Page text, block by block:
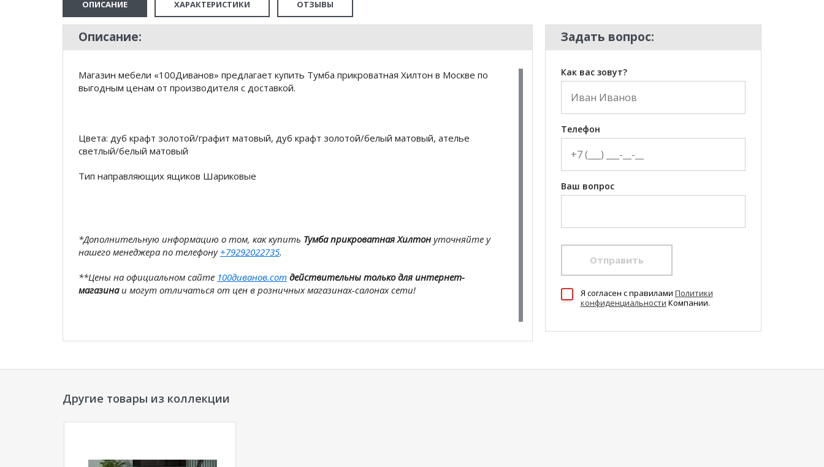
ОПИСАНИЕ ХАРАКТЕРИСТИКИ ОТЗЫВЫ
Описание:
Магазин мебели «100Диванов» предлагает купить Тумба прикроватная Хилтон в Москве по
выгодным ценам от производителя с доставкой.
Цвета: дуб крафт золотой/графит матовый, дуб крафт золотой/белый матовый, ателье
светлый/белый матовый
Тип направляющих ящиков Шариковые
*Дополнительную информацию о том, как купить Тумба прикроватная Хилтон уточняйте у
нашего менеджера по телефону +79292022735.
**Цены на официальном сайте 100диванов.com действительны только для интернет-
магазинаи могут отличаться от цен в розничных магазинах-салонах сети!
Задать вопрос:
Как вас зовут?
Телефон
Ваш вопрос
Отправить
Я согласен c правилами Политики
конфиденциальности Компании.
Другие товары из коллекции